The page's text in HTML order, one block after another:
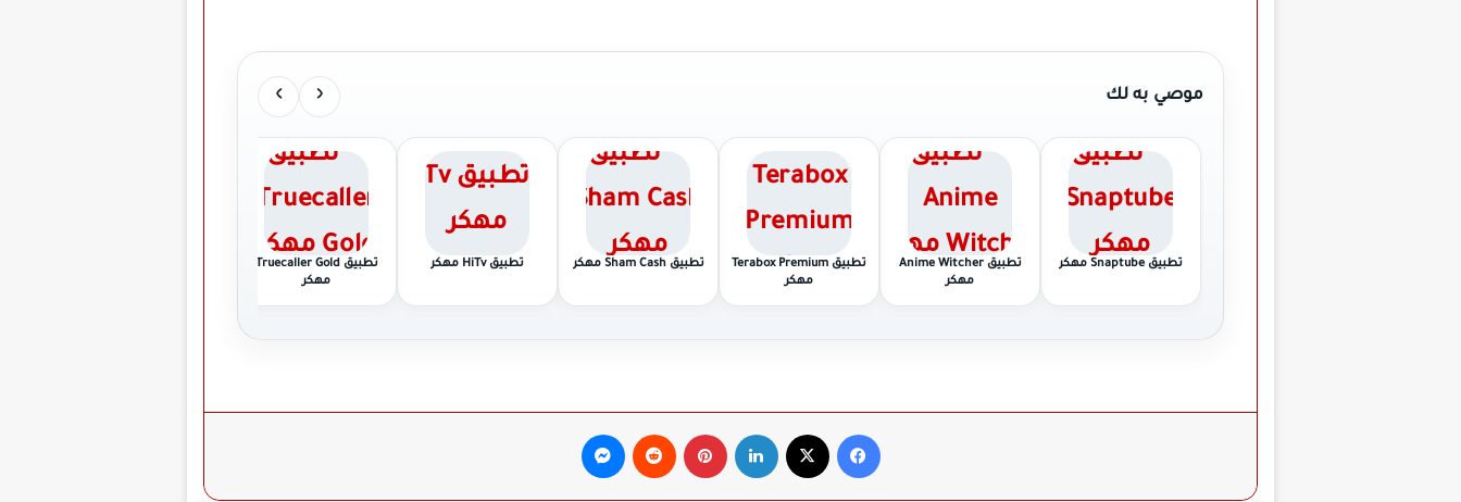
موصي به لك ‹
›
تطبيق Snaptube مهكر
تطبيق Anime Witcher
مهكر
تطبيق Terabox Premium
مهكر
تطبيق Sham Cash مهكر تطبيق HiTv مهكر
تطبيق Truecaller Gold
مهكر
فيسبوك لينكدإن بينتيريست